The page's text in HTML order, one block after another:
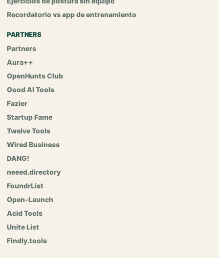
Recordatorio vs app de entrenamiento
PARTNERS
Partners
Aura++
OpenHunts Club
Good AI Tools
Fazier
Startup Fame
Twelve Tools
Wired Business
DANG!
neeed.directory
FoundrList
Open-Launch
Acid Tools
Unite List
Findly.tools